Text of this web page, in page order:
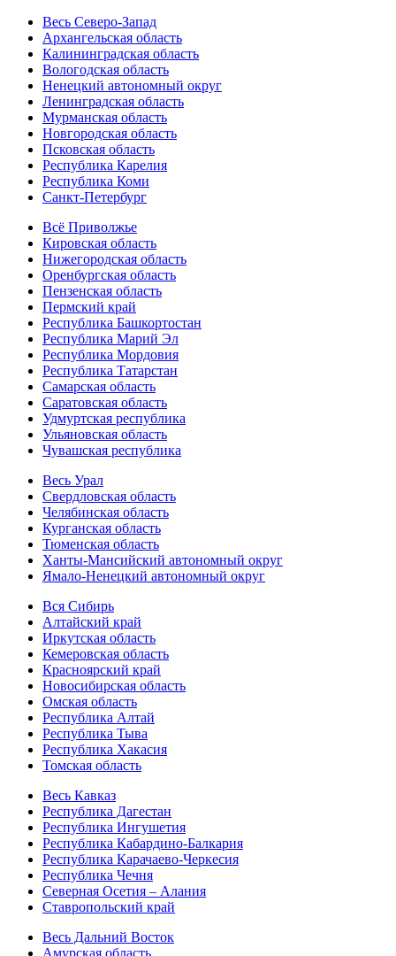
Весь Северо-Запад
Архангельская область
Калининградская область
Вологодская область
Ненецкий автономный округ
Ленинградская область
Мурманская область
Новгородская область
Псковская область
Республика Карелия
Республика Коми
Санкт-Петербург
Всё Приволжье
Кировская область
Нижегородская область
Оренбургская область
Пензенская область
Пермский край
Республика Башкортостан
Республика Марий Эл
Республика Мордовия
Республика Татарстан
Самарская область
Саратовская область
Удмуртская республика
Ульяновская область
Чувашская республика
Весь Урал
Свердловская область
Челябинская область
Курганская область
Тюменская область
Ханты-Мансийский автономный округ
Ямало-Ненецкий автономный округ
Вся Сибирь
Алтайский край
Иркутская область
Кемеровская область
Красноярский край
Новосибирская область
Омская область
Республика Алтай
Республика Тыва
Республика Хакасия
Томская область
Весь Кавказ
Республика Дагестан
Республика Ингушетия
Республика Кабардино-Балкария
Республика Карачаево-Черкесия
Республика Чечня
Северная Осетия – Алания
Ставропольский край
Весь Дальний Восток
Амурская область